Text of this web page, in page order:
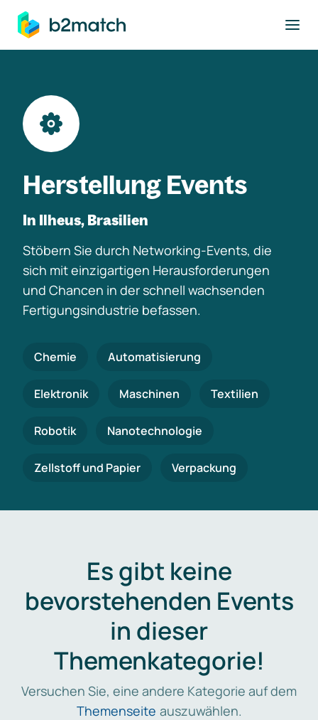
springen
Herstellung Events
In Ilheus, Brasilien
Stöbern Sie durch Networking-Events, die
sich mit einzigartigen Herausforderungen
und Chancen in der schnell wachsenden
Fertigungsindustrie befassen.
Chemie Automatisierung
Elektronik Maschinen Textilien
Robotik Nanotechnologie
Zellstoff und Papier Verpackung
Es gibt keine
bevorstehenden Events
in dieser
Themenkategorie!
Versuchen Sie, eine andere Kategorie auf dem
Themenseite auszuwählen.